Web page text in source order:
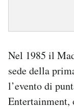
Nel 1985 il
sede della
l’evento di
Entertainment,